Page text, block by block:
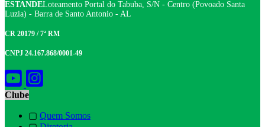
ESTANDELoteamento Portal do Tabuba, S/N - Centro (Povoado Santa
Luzia) - Barra de Santo Antonio - AL
CR 20179 / 7ª RM
CNPJ 24.167.868/0001-49
Clube
▢ Quem Somos